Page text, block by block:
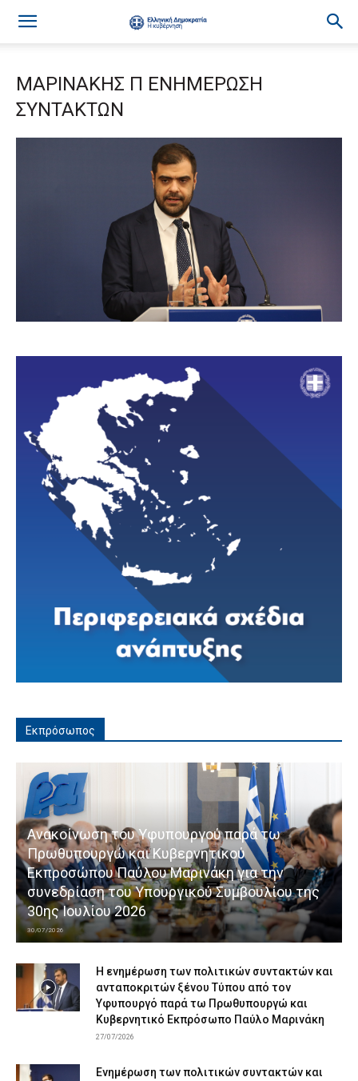
ΜΑΡΙΝΑΚΗΣ Π ΕΝΗΜΕΡΩΣΗ
ΣΥΝΤΑΚΤΩΝ
Εκπρόσωπος
Ανακοίνωση του Υφυπουργού παρά τω
Πρωθυπουργώ και Κυβερνητικού
Εκπροσώπου Παύλου Μαρινάκη για την
συνεδρίαση του Υπουργικού Συμβουλίου της
30ης Ιουλίου 2026
30/07/2026
Η ενημέρωση των πολιτικών συντακτών και
ανταποκριτών ξένου Τύπου από τον
Υφυπουργό παρά τω Πρωθυπουργώ και
Κυβερνητικό Εκπρόσωπο Παύλο Μαρινάκη
27/07/2026
Ενημέρωση των πολιτικών συντακτών και